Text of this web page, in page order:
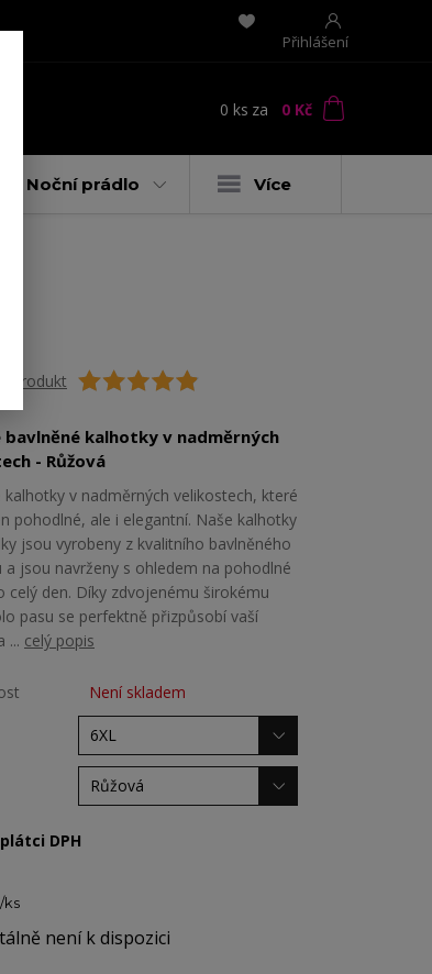
Přihlášení
0 ks za 0 Kč
Noční prádlo Více
produkt
bavlněné kalhotky v nadměrných
- Růžová
kalhotky v nadměrných velikostech, které
pohodlné, ale i elegantní. Naše kalhotky
jsou vyrobeny z kvalitního bavlněného
a jsou navrženy s ohledem na pohodlné
celý den. Díky zdvojenému širokému
pasu se perfektně přizpůsobí vaší
... celý popis
Není skladem
DPH
/ks
není k dispozici